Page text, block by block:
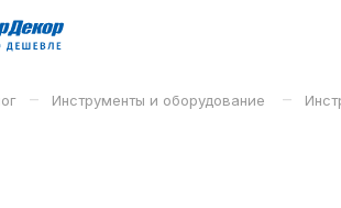
– Инструменты и оборудование –